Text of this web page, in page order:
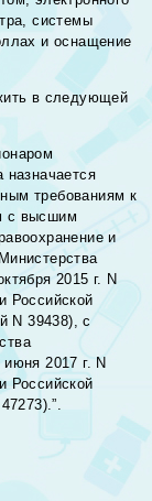
системы
и оснащение
в следующей
назначается
требованиям к
с высшим
и
2015 г. N
Российской
N 39438), с
2017 г. N
Российской